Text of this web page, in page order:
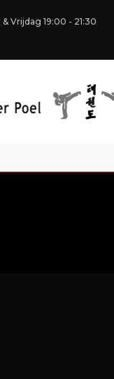
Vrijdag 19:00 - 21:30